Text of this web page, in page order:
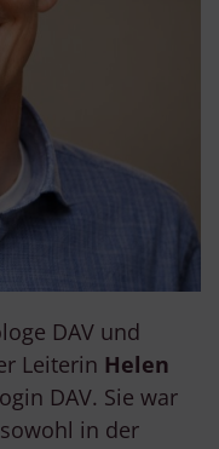
DAV und
Leiterin Helen
DAV. Sie war
in der